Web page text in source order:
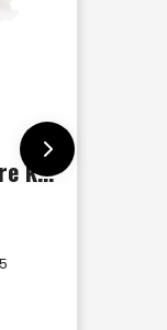
Kurk 6-in-1 oprolbare kabel